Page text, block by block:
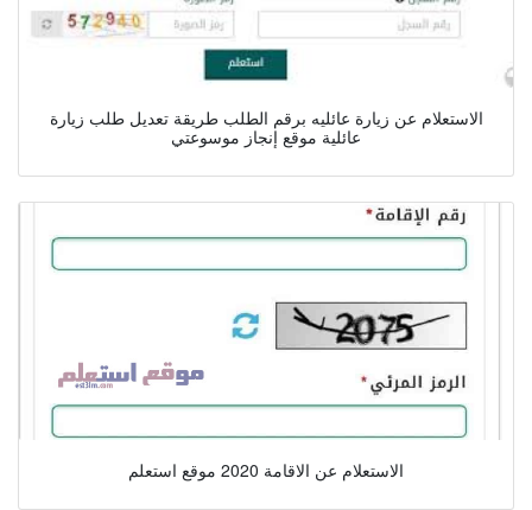
الاستعلام عن زيارة عائليه برقم الطلب طريقة تعديل طلب زيارة
عائلية موقع إنجاز موسوعتي
الاستعلام عن الاقامة 2020 موقع استعلم